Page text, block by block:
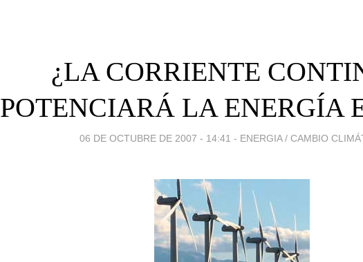
¿LA CORRIENTE
POTENCIARÁ LA ENERGÍA
06 DE OCTUBRE DE 2007 - 14:41 - ENERGIA / CAMBIO